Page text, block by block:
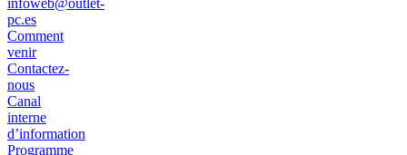
infoweb@outlet-
pc.es
Comment
venir
Contactez-
nous
Canal
interne
d’information
Programme